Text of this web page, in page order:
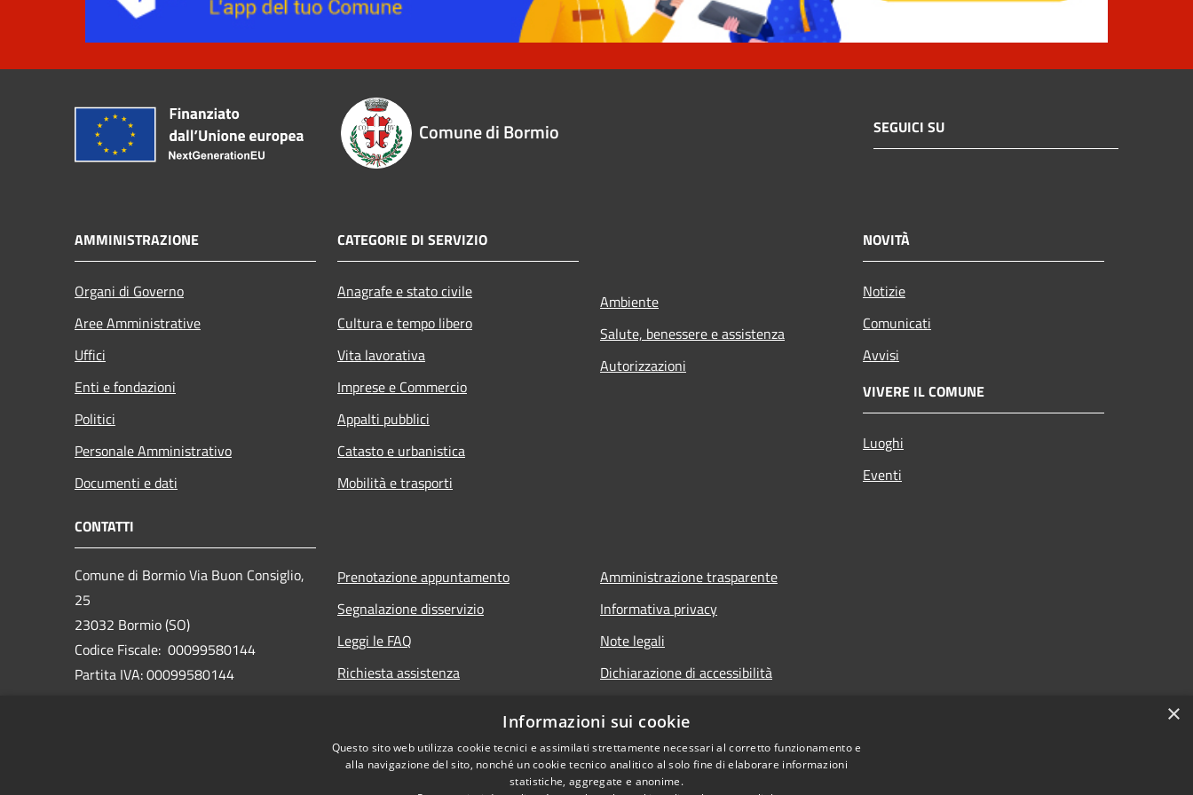
Comune di Bormio SEGUICI SU
AMMINISTRAZIONE
Organi di Governo
Aree Amministrative
Uffici
Enti e fondazioni
Politici
Personale Amministrativo
Documenti e dati
CATEGORIE DI SERVIZIO
Anagrafe e stato civile
Cultura e tempo libero
Vita lavorativa
Imprese e Commercio
Appalti pubblici
Catasto e urbanistica
Mobilità e trasporti
Ambiente
Salute, benessere e assistenza
Autorizzazioni
NOVITÀ
Notizie
Comunicati
Avvisi
VIVERE IL COMUNE
Luoghi
Eventi
CONTATTI
Comune di Bormio Via Buon Consiglio,
25
23032 Bormio (SO)
Codice Fiscale: 00099580144
Partita IVA: 00099580144
Prenotazione appuntamento
Segnalazione disservizio
Leggi le FAQ
Richiesta assistenza
Amministrazione trasparente
Informativa privacy
Note legali
Dichiarazione di accessibilità
×
Informazioni sui cookie
Questo sito web utilizza cookie tecnici e assimilati strettamente necessari al corretto funzionamento e
alla navigazione del sito, nonché un cookie tecnico analitico al solo fine di elaborare informazioni
statistiche, aggregate e anonime.